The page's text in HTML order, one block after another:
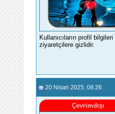
Kullanıcıların profil bilgileri
ziyaretçilere gizlidir.
20 Nisan 2025 , 08:26
Çevrimdışı